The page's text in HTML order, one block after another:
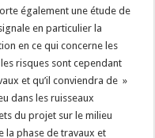
également une étude de
en particulier la
en ce qui concerne les
risques sont cependant
et qu’il conviendra de »
dans les ruisseaux
du projet sur le milieu
la phase de travaux et